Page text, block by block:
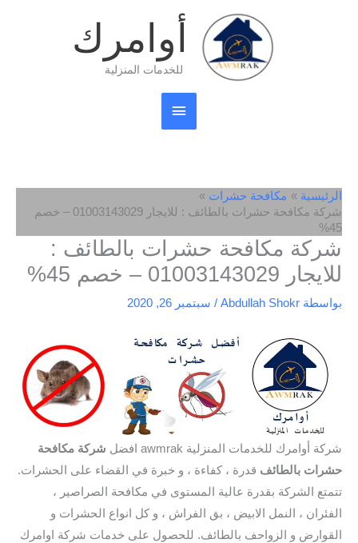
أوامرك
للخدمات المنزلية
القائمة
الرئيسية
الرئيسية
مكافحة حشرات
شركة مكافحة حشرات بالطائف : للايجار 01003143029 – خصم
45%
شركة مكافحة حشرات بالطائف :
للايجار 01003143029 – خصم 45%
بواسطة Abdullah Shokr
/ سبتمبر 26, 2020
شركة أوامرك للخدمات المنزلية awmrak افضل
شركة مكافحة
حشرات بالطائف قدرة ، كفاءة ، و خبرة في القضاء على الحشرات.
تتمتع الشركة بقدرة عالية المستوى في مكافحة الصراصير ،
الفئران ، النمل الابيض ، بق الفراش ، و كل انواع الحشرات و
القوارض و الزواحف بالطائف. للحصول على خدمات شركة اوامرك